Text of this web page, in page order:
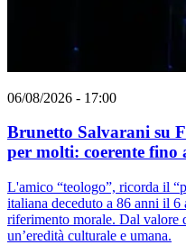
06/08/2026 - 17:00
Brunetto Salvarani su
per molti: coerente fino
L'amico “teologo”, ricorda il
italiana deceduto a 86 anni il 6
riferimento morale. Dal valore
un’eredità culturale e umana.